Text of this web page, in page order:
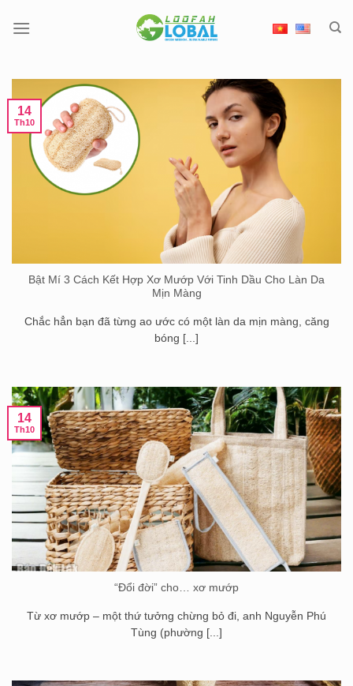
đến
Bật Mí 3 Cách Kết Hợp Xơ Mướp Với Tinh Dầu Cho Làn Da
Mịn Màng
Chắc hẳn bạn đã từng ao ước có một làn da mịn màng, căng
bóng [...]
14
Th10
“Ðổi đời” cho… xơ mướp
Từ xơ mướp – một thứ tưởng chừng bỏ đi, anh Nguyễn Phú
Tùng (phường [...]
14
Th10